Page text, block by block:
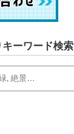
ーワード検索